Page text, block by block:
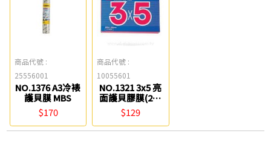
商品代號 :
25556001
NO.1376 A3冷裱
護貝膜 MBS
$170
商品代號 :
10055601
NO.1321 3x5 亮
面護貝膠膜(200
張入) MBS
$129